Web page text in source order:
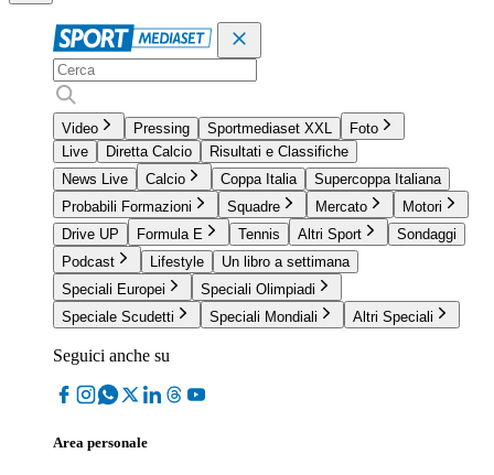
Video Pressing Sportmediaset XXL
Foto
Live
Diretta Calcio
Risultati e Classifiche
News Live
Calcio Coppa Italia
Supercoppa Italiana
Probabili Formazioni
Squadre Mercato
Motori
Drive UP
Formula E Tennis Altri Sport
Sondaggi
Podcast
Lifestyle
Un libro a settimana
Speciali Europei
Speciali Olimpiadi
Speciale Scudetti
Speciali Mondiali Altri Speciali
Seguici anche su
Area personale